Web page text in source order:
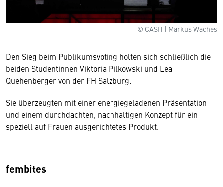
© CASH | Markus Waches
Den Sieg beim Publikumsvoting holten sich schließlich die
beiden Studentinnen Viktoria Pilkowski und Lea
Quehenberger von der FH Salzburg.
Sie überzeugten mit einer energiegeladenen Präsentation
und einem durchdachten, nachhaltigen Konzept für ein
speziell auf Frauen ausgerichtetes Produkt.
fembites